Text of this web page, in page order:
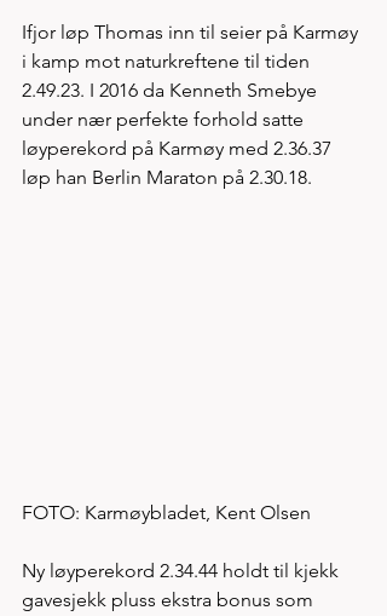
Ifjor løp Thomas inn til seier på Karmøy
i kamp mot naturkreftene til tiden
2.49.23. I 2016 da Kenneth Smebye
under nær perfekte forhold satte
løyperekord på Karmøy med 2.36.37
løp han Berlin Maraton på 2.30.18.
FOTO: Karmøybladet, Kent Olsen
Ny løyperekord 2.34.44 holdt til kjekk
gavesjekk pluss ekstra bonus som